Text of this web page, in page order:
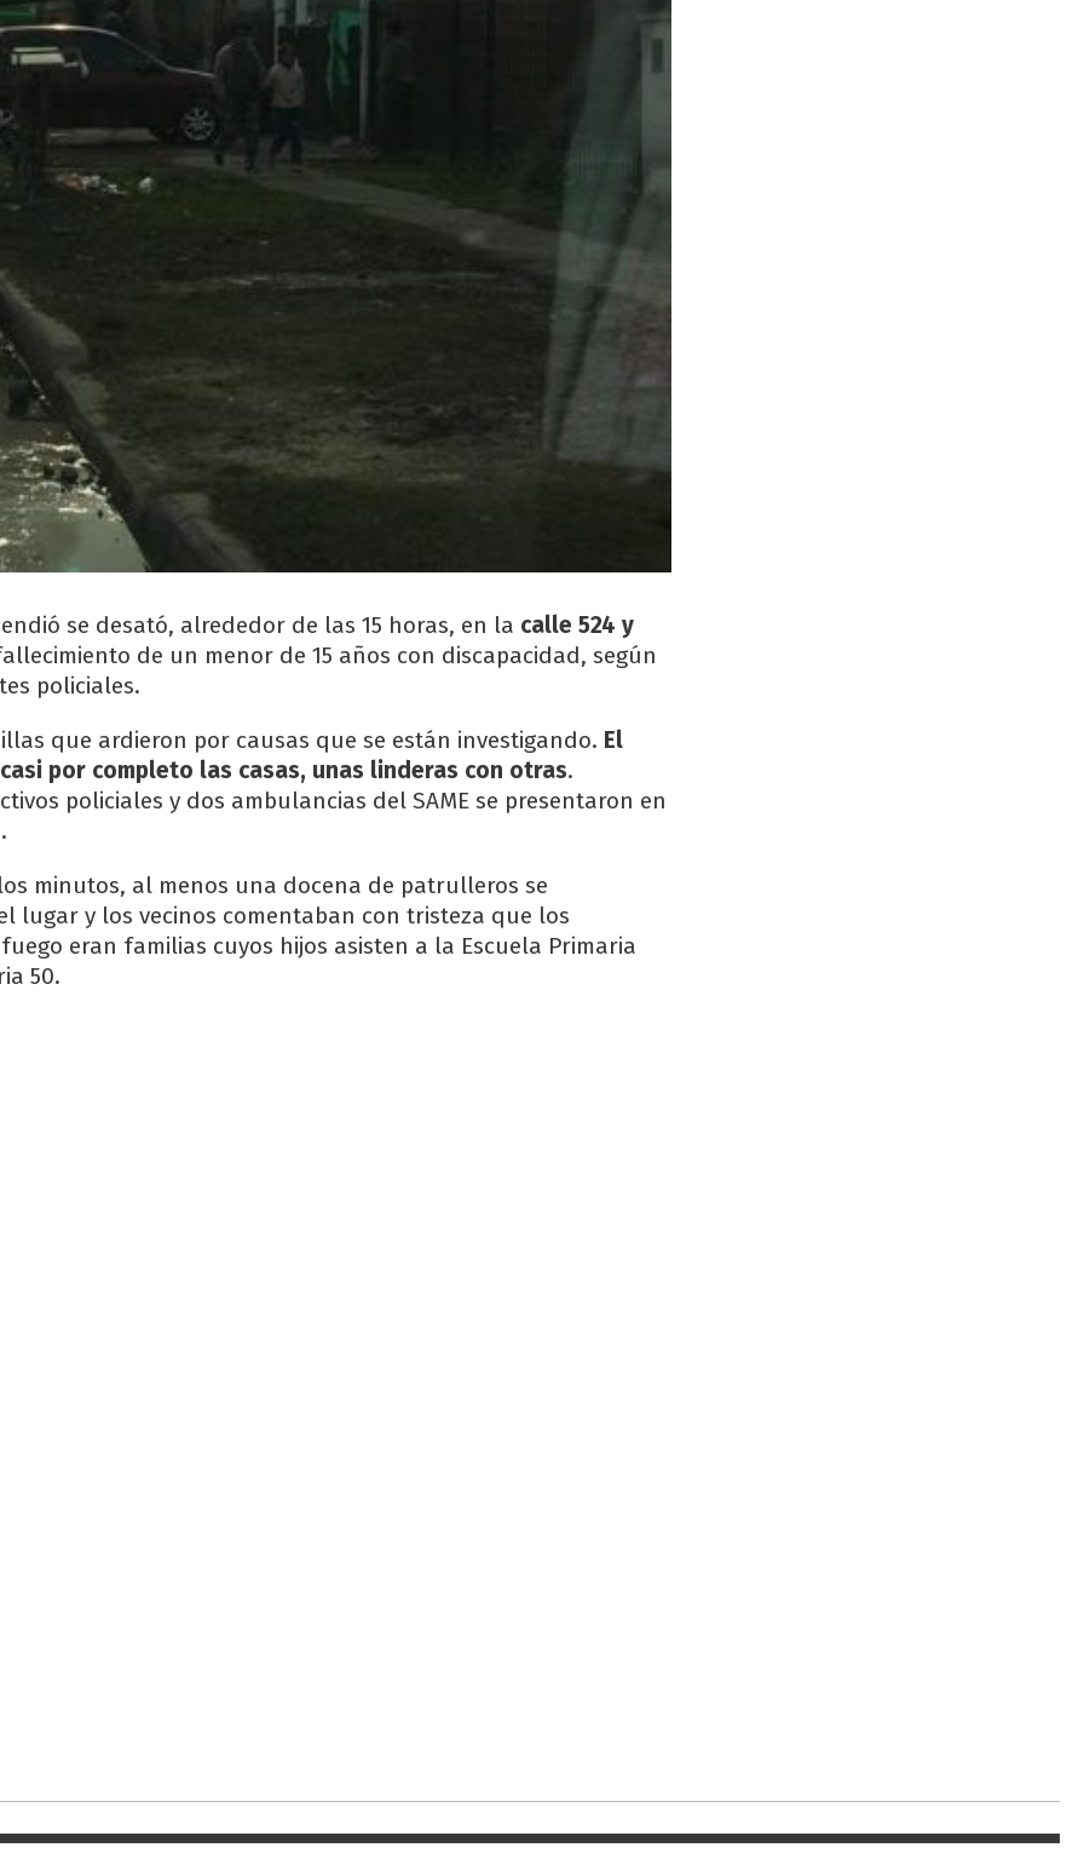
se desató, alrededor de las 15 horas, en la calle 524 y
de un menor de 15 años con discapacidad, según
policiales.
que ardieron por causas que se están investigando. El
por completo las casas, unas linderas con otras.
policiales y dos ambulancias del SAME se presentaron en
minutos, al menos una docena de patrulleros se
lugar y los vecinos comentaban con tristeza que los
eran familias cuyos hijos asisten a la Escuela Primaria
50.